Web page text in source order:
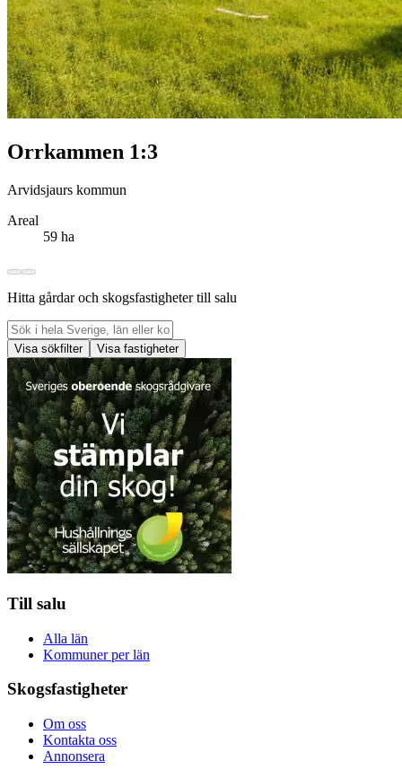
Orrkammen 1:3
Arvidsjaurs kommun
Areal
59 ha
Hitta gårdar och skogsfastigheter till salu
Visa sökfilter Visa fastigheter
Till salu
Alla län
Kommuner per län
Skogsfastigheter
Om oss
Kontakta oss
Annonsera